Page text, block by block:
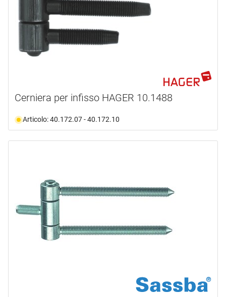
Cerniera per infisso HAGER 10.1488
Articolo: 40.172.07 - 40.172.10